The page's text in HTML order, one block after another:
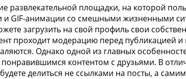
развлекательной площадки, на которой
и GIF-анимации со смешными жизненными
загрузить на свой профиль свои
проходит модерацию перед публикацией
Однако одной из главных
контентом с друзьями. В
делиться не ссылками на посты, а